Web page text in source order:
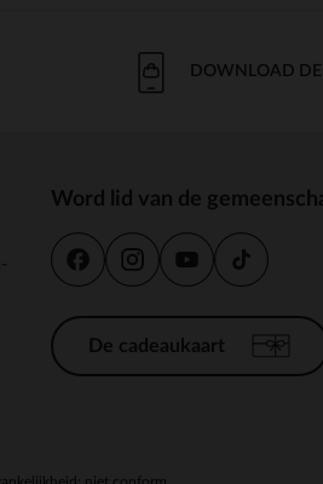
DOWNLOAD
Word lid van de
De cadeaukaart